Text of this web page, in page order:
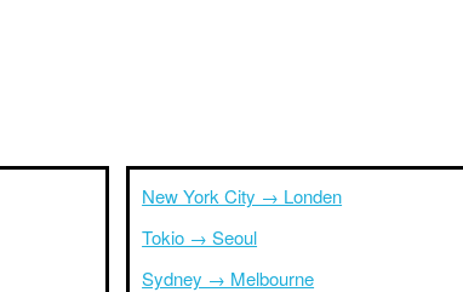
New York City → Londen
Tokio → Seoul
Sydney → Melbourne